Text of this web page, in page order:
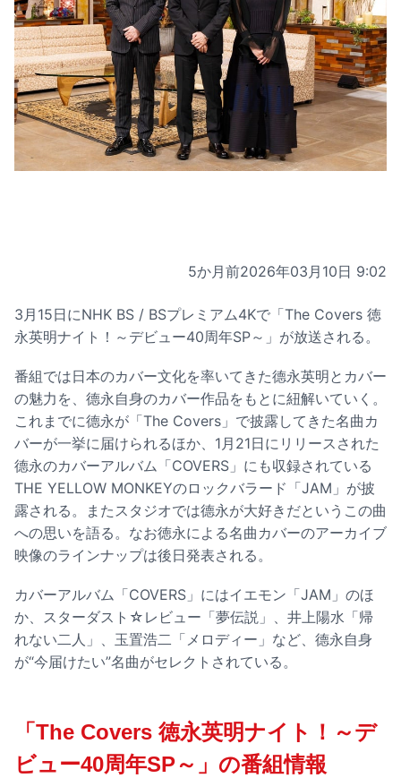
5か月前2026年03月10日 9:02
3月15日にNHK BS / BSプレミアム4Kで「The Covers 徳
永英明ナイト！～デビュー40周年SP～」が放送される。
番組では日本のカバー文化を率いてきた德永英明とカバー
の魅力を、德永自身のカバー作品をもとに紐解いていく。
これまでに德永が「The Covers」で披露してきた名曲カ
バーが一挙に届けられるほか、1月21日にリリースされた
德永のカバーアルバム「COVERS」にも収録されている
THE YELLOW MONKEYのロックバラード「JAM」が披
露される。またスタジオでは德永が大好きだというこの曲
への思いを語る。なお徳永による名曲カバーのアーカイブ
映像のラインナップは後日発表される。
カバーアルバム「COVERS」にはイエモン「JAM」のほ
か、スターダスト☆レビュー「夢伝説」、井上陽水「帰
れない二人」、玉置浩二「メロディー」など、德永自身
が“今届けたい”名曲がセレクトされている。
「The Covers 徳永英明ナイト！～デ
ビュー40周年SP～」の番組情報